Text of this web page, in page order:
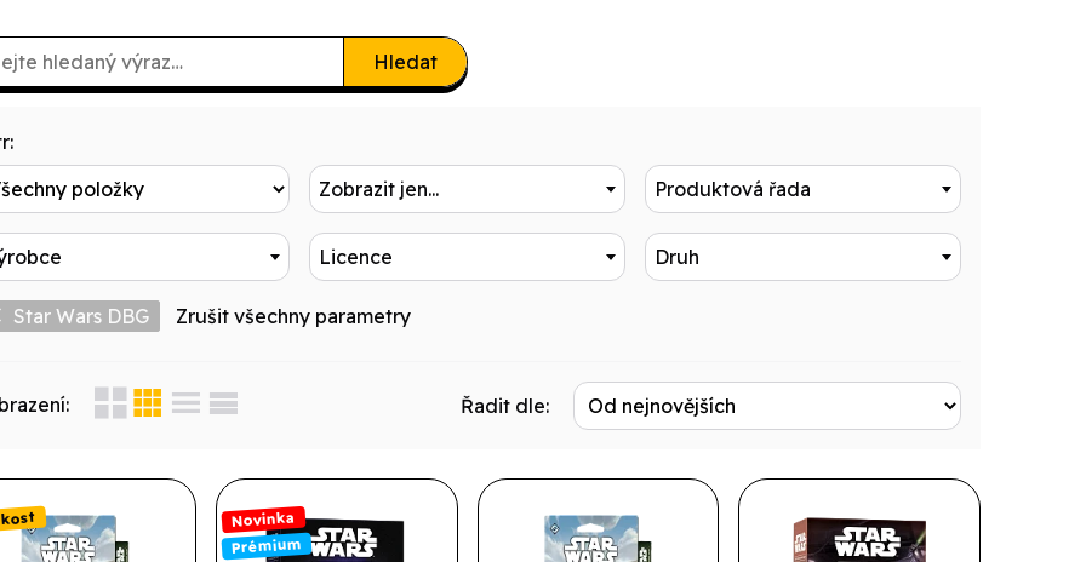
Hledat
Zobrazit jen...
Produktová řada
Licence Druh
Star Wars DBG Zrušit všechny parametry
Řadit dle:
Novinka
Prémium